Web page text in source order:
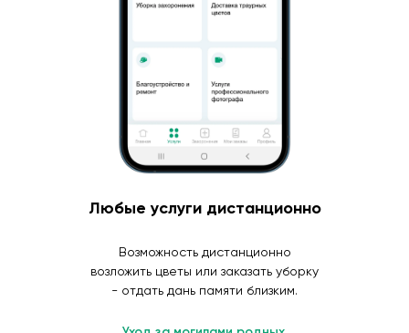
Любые услуги дистанционно
Возможность дистанционно
возложить цветы или заказать уборку
- отдать дань памяти близким.